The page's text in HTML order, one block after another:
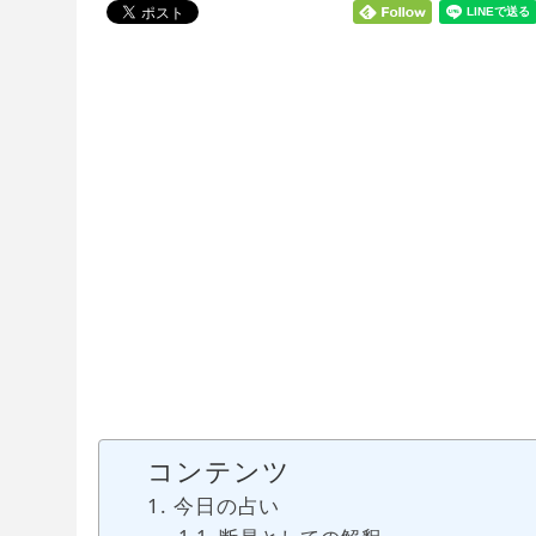
コンテンツ
今日の占い